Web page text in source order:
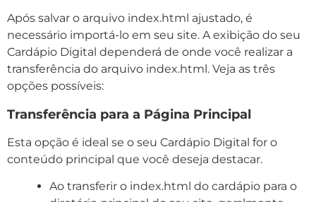
Após salvar o arquivo index.html ajustado, é
necessário importá-lo em seu site. A exibição do seu
Cardápio Digital dependerá de onde você realizar a
transferência do arquivo index.html. Veja as três
opções possíveis:
Transferência para a Página Principal
Esta opção é ideal se o seu Cardápio Digital for o
conteúdo principal que você deseja destacar.
Ao transferir o index.html do cardápio para o